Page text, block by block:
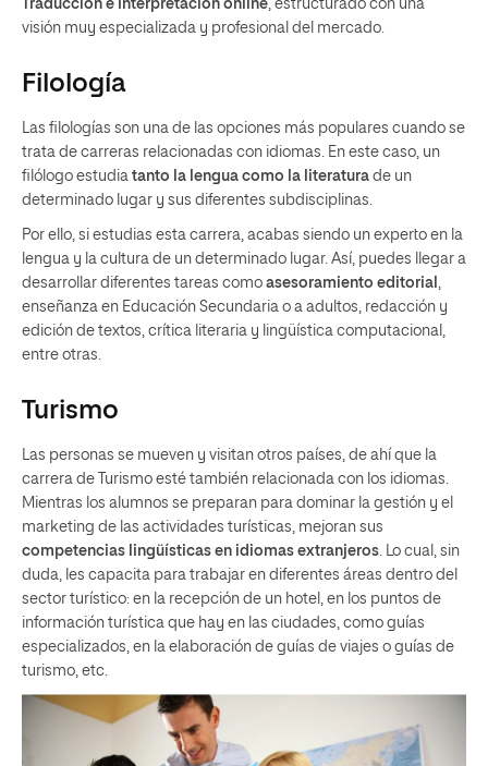
Traducción e Interpretación online, estructurado con una
visión muy especializada y profesional del mercado.
Filología
Las filologías son una de las opciones más populares cuando se
trata de carreras relacionadas con idiomas. En este caso, un
filólogo estudia tanto la lengua como la literatura de un
determinado lugar y sus diferentes subdisciplinas.
Por ello, si estudias esta carrera, acabas siendo un experto en la
lengua y la cultura de un determinado lugar. Así, puedes llegar a
desarrollar diferentes tareas como asesoramiento editorial ,
enseñanza en Educación Secundaria o a adultos, redacción y
edición de textos, crítica literaria y lingüística computacional,
entre otras.
Turismo
Las personas se mueven y visitan otros países, de ahí que la
carrera de Turismo esté también relacionada con los idiomas.
Mientras los alumnos se preparan para dominar la gestión y el
marketing de las actividades turísticas, mejoran sus
competencias lingüísticas en idiomas extranjeros. Lo cual, sin
duda, les capacita para trabajar en diferentes áreas dentro del
sector turístico: en la recepción de un hotel, en los puntos de
información turística que hay en las ciudades, como guías
especializados, en la elaboración de guías de viajes o guías de
turismo, etc.